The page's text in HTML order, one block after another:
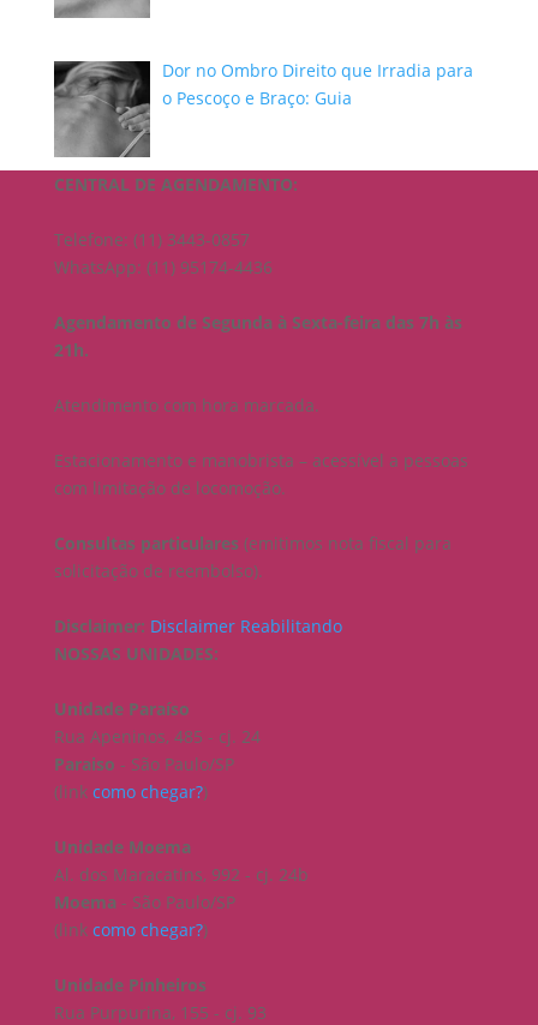
Dor no Ombro Direito que Irradia para
o Pescoço e Braço: Guia
CENTRAL DE AGENDAMENTO:
Telefone: (11) 3443-0857
WhatsApp: (11) 95174-4436
Agendamento de Segunda à Sexta-feira das 7h às
21h.
Atendimento com hora marcada.
Estacionamento e manobrista – acessível a pessoas
com limitação de locomoção.
Consultas particulares (emitimos nota fiscal para
solicitação de reembolso).
Disclaimer: Disclaimer Reabilitando
NOSSAS UNIDADES:
Unidade Paraíso
Rua Apeninos, 485 - cj. 24
Paraiso - São Paulo/SP
(link como chegar?)
Unidade Moema
Al. dos Maracatins, 992 - cj. 24b
Moema - São Paulo/SP
(link como chegar?)
Unidade Pinheiros
Rua Purpurina, 155 - cj. 93